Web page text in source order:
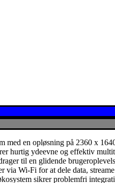
en opløsning på 2360 x
hurtig ydeevne og effektiv
til en glidende
via Wi-Fi for at dele data,
sikrer problemfri